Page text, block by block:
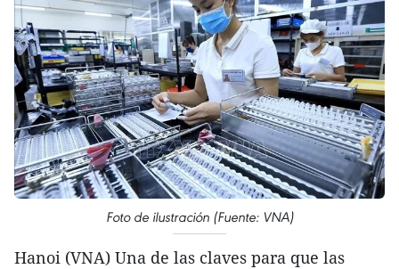
Foto de ilustración (Fuente: VNA)
Hanoi (VNA) Una de las claves para que las